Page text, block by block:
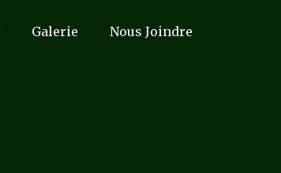
Galerie Nous Joindre